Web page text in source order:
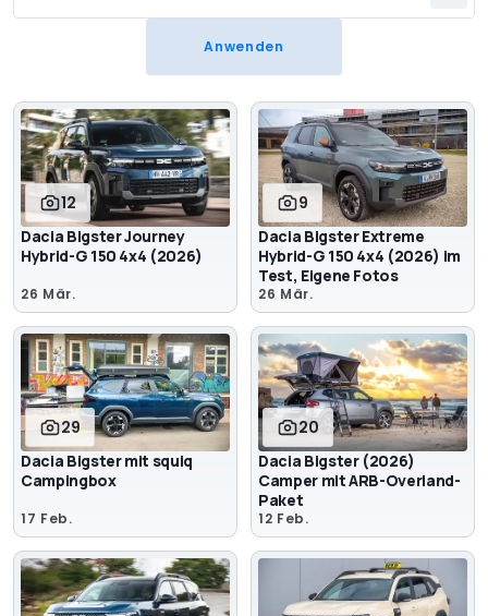
12
Dacia Bigster Journey
Hybrid-G 150 4x4 (2026)
26 Mär.
9
Dacia Bigster Extreme
Hybrid-G 150 4x4 (2026) im
Test, Eigene Fotos
26 Mär.
29
Dacia Bigster mit squiq
Campingbox
17 Feb.
20
Dacia Bigster (2026)
Camper mit ARB-Overland-
Paket
12 Feb.